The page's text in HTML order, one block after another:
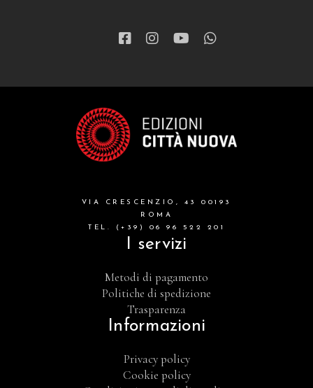
VIA CRESCENZIO, 43 00193
ROMA
TEL. (+39) 06 96 522 201
I servizi
Metodi di pagamento
Politiche di spedizione
Trasparenza
Informazioni
Privacy policy
Cookie policy